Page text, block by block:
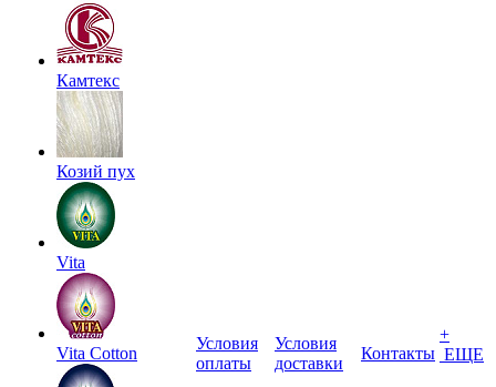
Камтекс
Козий пух
Vita
Vita Cotton
Условия
оплаты
Условия
доставки
Контакты
+
ЕЩЕ